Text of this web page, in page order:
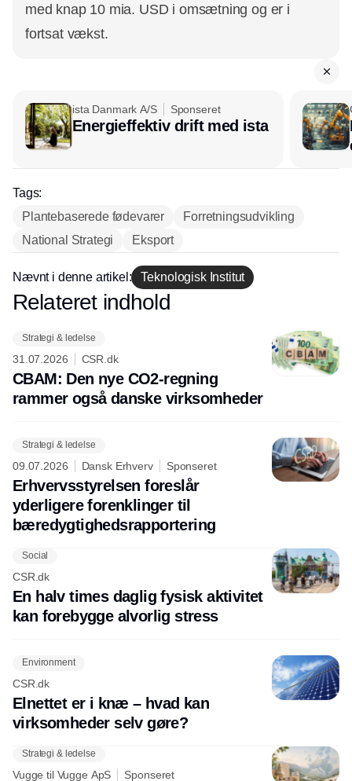
med knap 10 mia. USD i omsætning og er i
fortsat vækst.
ista Danmark A/S Sponseret
Energieffektiv drift med ista
Tags:
Plantebaserede fødevarer
Forretningsudvikling
National Strategi
Eksport
Nævnt i denne artikel: Teknologisk Institut
Annonce
Relateret indhold
Strategi & ledelse
31.07.2026 CSR.dk
CBAM: Den nye CO2-regning
rammer også danske virksomheder
Strategi & ledelse
09.07.2026 Dansk Erhverv Sponseret
Erhvervsstyrelsen foreslår
yderligere forenklinger til
bæredygtighedsrapportering
Social
CSR.dk
En halv times daglig fysisk aktivitet
kan forebygge alvorlig stress
Environment
CSR.dk
Elnettet er i knæ – hvad kan
virksomheder selv gøre?
Strategi & ledelse
Vugge til Vugge ApS Sponseret